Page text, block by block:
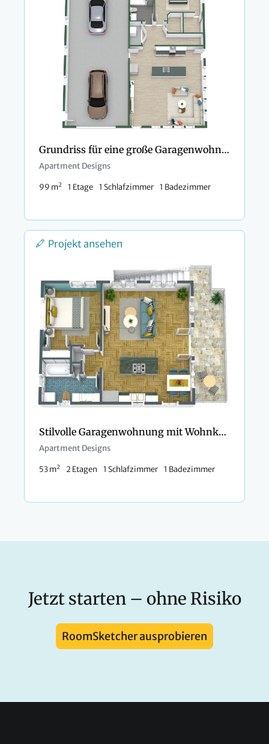
Grundriss für eine große Garagenwohnung mit zwei Türen
Apartment Designs
99 m2 1 Etage 1 Schlafzimmer 1 Badezimmer
Projekt ansehen
Stilvolle Garagenwohnung mit Wohnküche
Apartment Designs
53 m2 2 Etagen 1 Schlafzimmer 1 Badezimmer
Jetzt starten – ohne Risiko
RoomSketcher ausprobieren